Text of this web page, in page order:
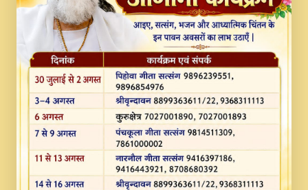
MERE MANN VICH KANTH KALER
NEW PUNAJBI DEVOTIONAL SONG 2017
FULL VIDEO HD.mp3
Na To Roop Hai Bindu Ji Maharaj Pad - A
Divine Bhajan by Shri Indresh Ji
#BhaktiPath.mp3
Radha Rani Ki Kirpa Best Devotional
Song By Chitra Vichitra.mp3